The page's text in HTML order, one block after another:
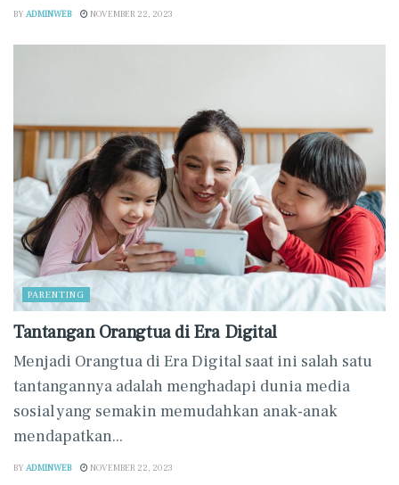
BY ADMINWEB NOVEMBER 22, 2023
PARENTING
Tantangan Orangtua di Era Digital
Menjadi Orangtua di Era Digital saat ini salah satu
tantangannya adalah menghadapi dunia media
sosial yang semakin memudahkan anak-anak
mendapatkan...
BY ADMINWEB NOVEMBER 22, 2023